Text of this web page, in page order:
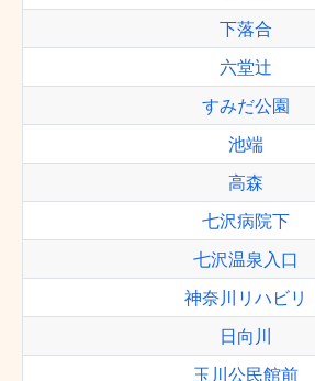
下落合
六堂辻
すみだ公園
池端
高森
七沢病院下
七沢温泉入口
神奈川リハビリ
日向川
玉川公民館前